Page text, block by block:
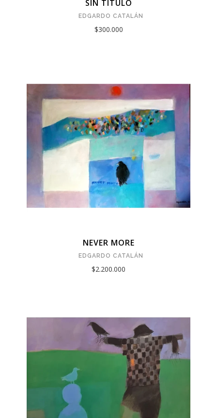
SIN TÍTULO
EDGARDO CATALÁN
$300.000
NEVER MORE
EDGARDO CATALÁN
$2.200.000